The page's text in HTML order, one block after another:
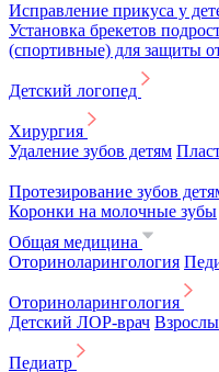
Исправление прикуса у
Установка брекетов
(спортивные) для защиты
Детский логопед
Хирургия
Удаление зубов детям
Протезирование зубов
Коронки на молочные зубы
Общая медицина
Оториноларингология
Оториноларингология
Детский ЛОР-врач
Педиатр